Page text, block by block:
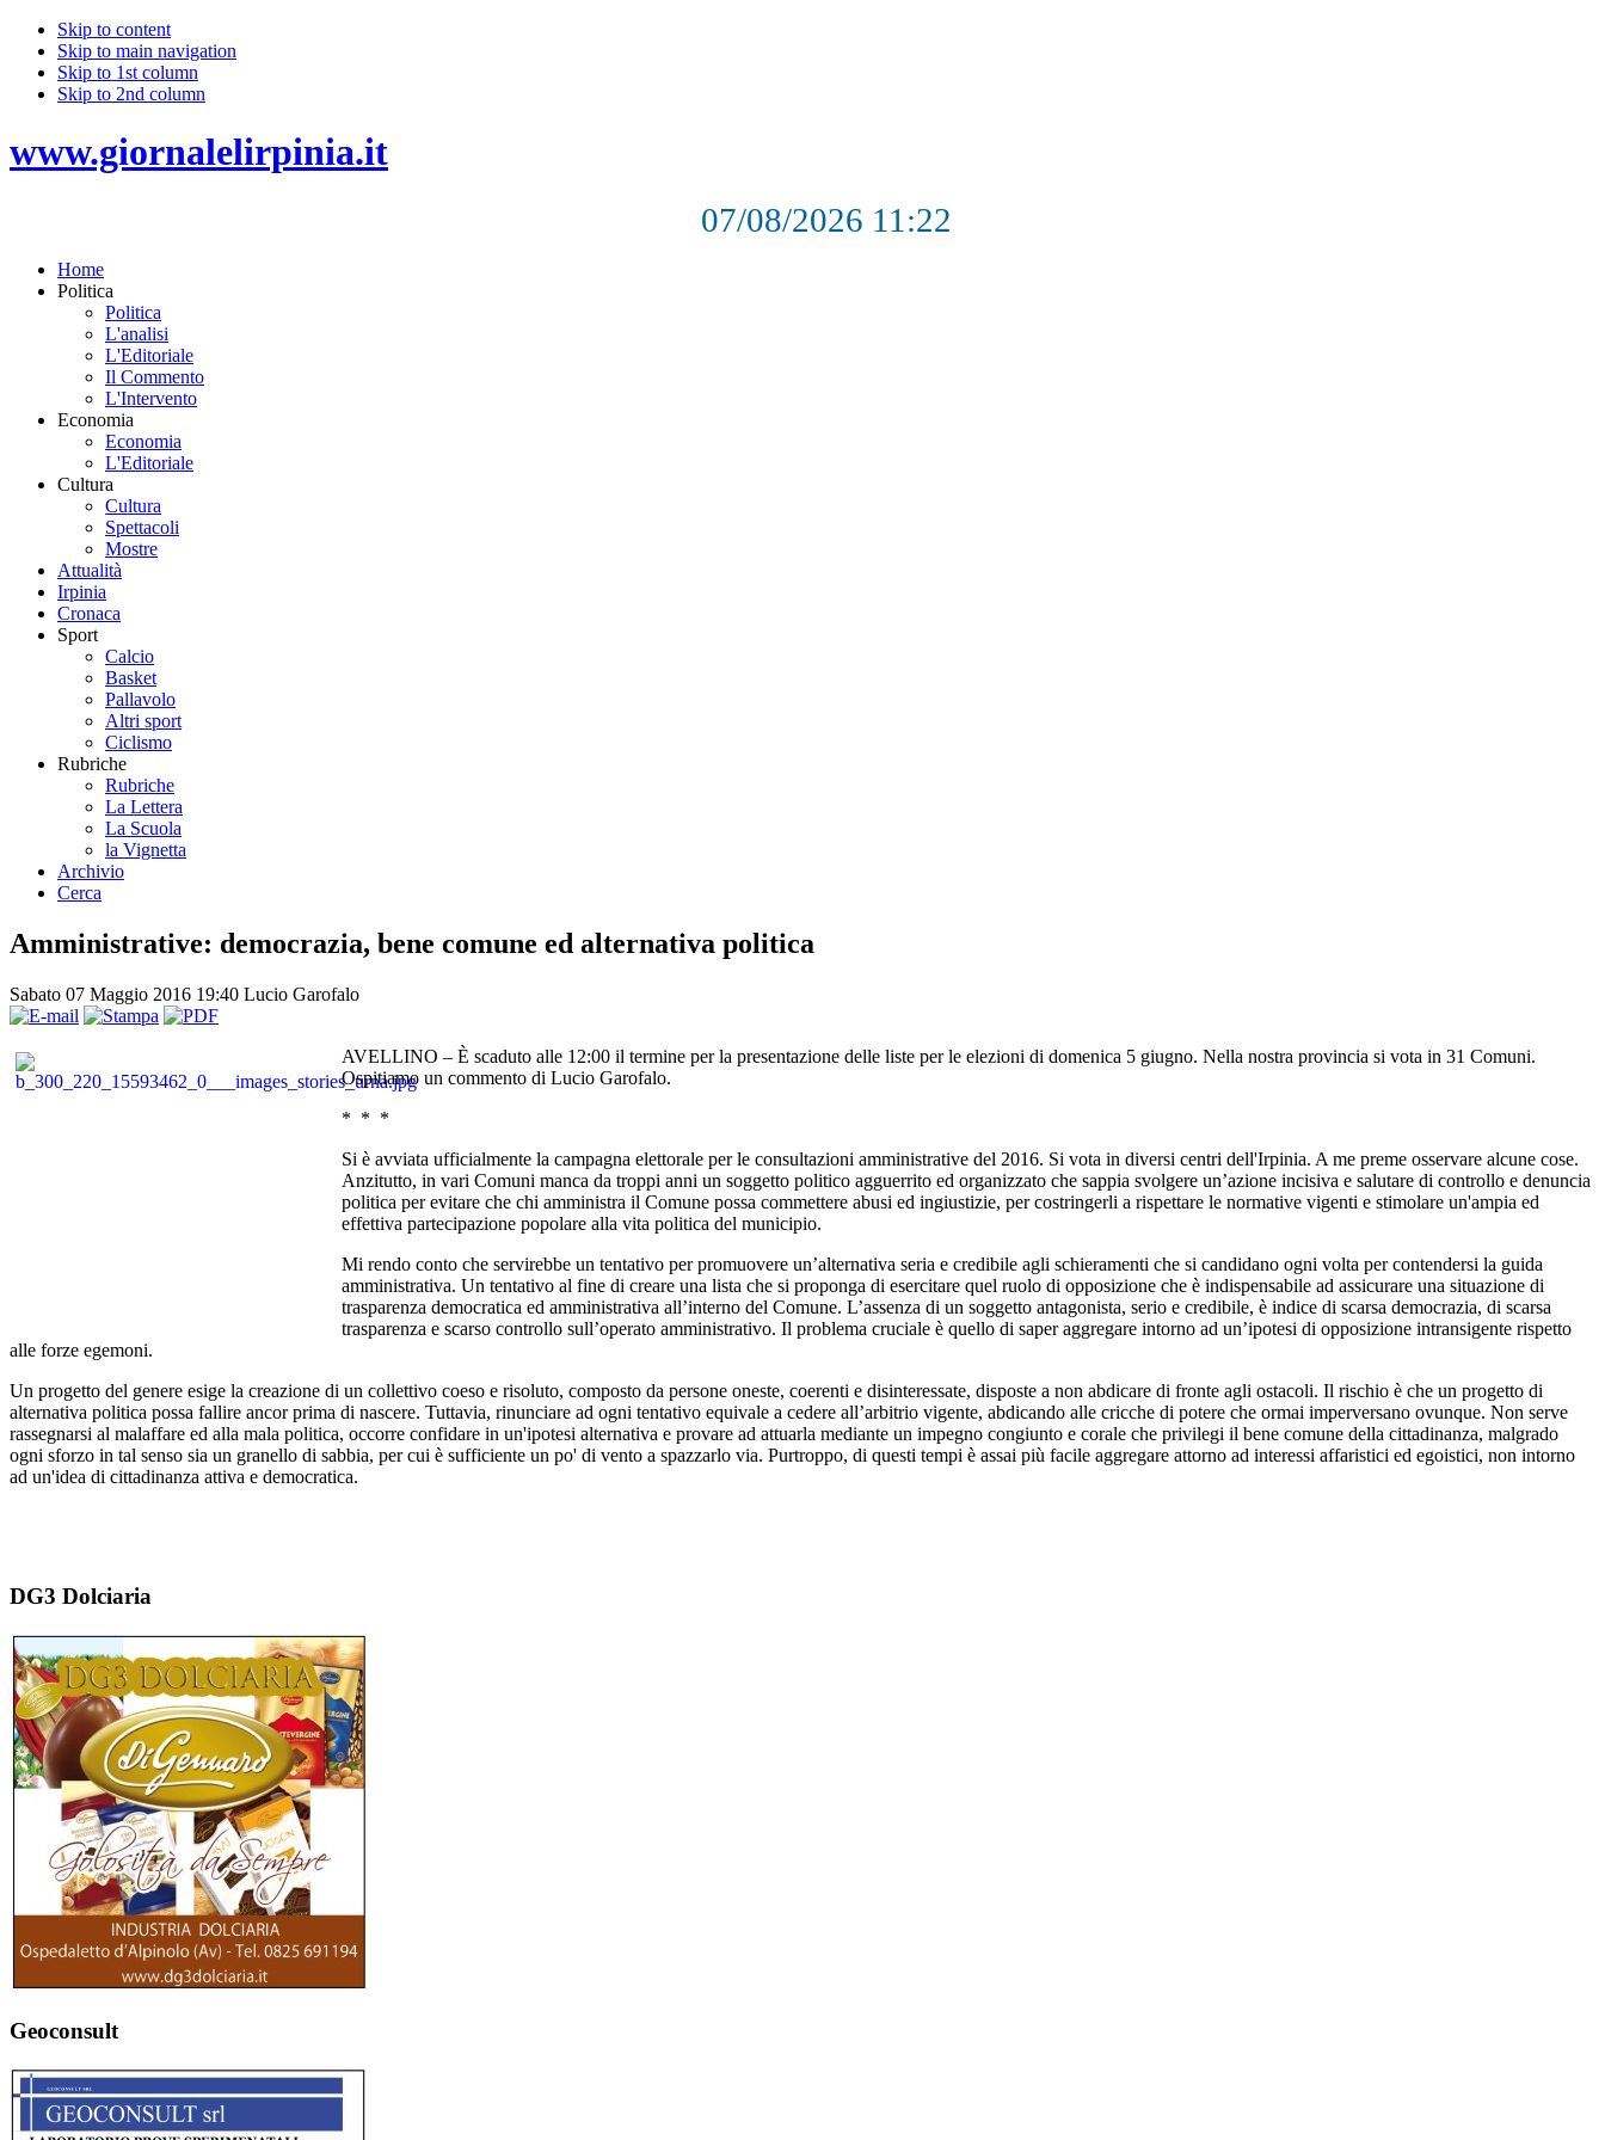
Skip to content
Skip to main navigation
Skip to 1st column
Skip to 2nd column
www.giornalelirpinia.it
07/08/2026 11:22
Home
Politica
Politica
L'analisi
L'Editoriale
Il Commento
L'Intervento
Economia
Economia
L'Editoriale
Cultura
Cultura
Spettacoli
Mostre
Attualità
Irpinia
Cronaca
Sport
Calcio
Basket
Pallavolo
Altri sport
Ciclismo
Rubriche
Rubriche
La Lettera
La Scuola
la Vignetta
Archivio
Cerca
Amministrative: democrazia, bene comune ed alternativa politica
Sabato 07 Maggio 2016 19:40 Lucio Garofalo
AVELLINO – È scaduto alle 12:00 il termine per la presentazione delle liste per le elezioni di domenica 5 giugno. Nella nostra provincia si vota in 31 Comuni.
Ospitiamo un commento di Lucio Garofalo.
* * *
Si è avviata ufficialmente la campagna elettorale per le consultazioni amministrative del 2016. Si vota in diversi centri dell'Irpinia. A me preme osservare alcune cose.
Anzitutto, in vari Comuni manca da troppi anni un soggetto politico agguerrito ed organizzato che sappia svolgere un’azione incisiva e salutare di controllo e denuncia
politica per evitare che chi amministra il Comune possa commettere abusi ed ingiustizie, per costringerli a rispettare le normative vigenti e stimolare un'ampia ed
effettiva partecipazione popolare alla vita politica del municipio.
Mi rendo conto che servirebbe un tentativo per promuovere un’alternativa seria e credibile agli schieramenti che si candidano ogni volta per contendersi la guida
amministrativa. Un tentativo al fine di creare una lista che si proponga di esercitare quel ruolo di opposizione che è indispensabile ad assicurare una situazione di
trasparenza democratica ed amministrativa all’interno del Comune. L’assenza di un soggetto antagonista, serio e credibile, è indice di scarsa democrazia, di scarsa
trasparenza e scarso controllo sull’operato amministrativo. Il problema cruciale è quello di saper aggregare intorno ad un’ipotesi di opposizione intransigente rispetto
alle forze egemoni.
Un progetto del genere esige la creazione di un collettivo coeso e risoluto, composto da persone oneste, coerenti e disinteressate, disposte a non abdicare di fronte agli ostacoli. Il rischio è che un progetto di
alternativa politica possa fallire ancor prima di nascere. Tuttavia, rinunciare ad ogni tentativo equivale a cedere all’arbitrio vigente, abdicando alle cricche di potere che ormai imperversano ovunque. Non serve
rassegnarsi al malaffare ed alla mala politica, occorre confidare in un'ipotesi alternativa e provare ad attuarla mediante un impegno congiunto e corale che privilegi il bene comune della cittadinanza, malgrado
ogni sforzo in tal senso sia un granello di sabbia, per cui è sufficiente un po' di vento a spazzarlo via. Purtroppo, di questi tempi è assai più facile aggregare attorno ad interessi affaristici ed egoistici, non intorno
ad un'idea di cittadinanza attiva e democratica.
DG3 Dolciaria
Geoconsult